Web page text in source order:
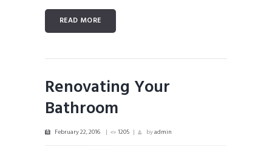
READ MORE
Renovating Your
Bathroom
February 22, 2016 1205 byadmin